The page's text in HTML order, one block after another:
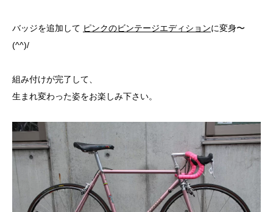
バッジを追加して ピンクのビンテージエディションに変身〜
(^^)/
組み付けが完了して、
生まれ変わった姿をお楽しみ下さい。